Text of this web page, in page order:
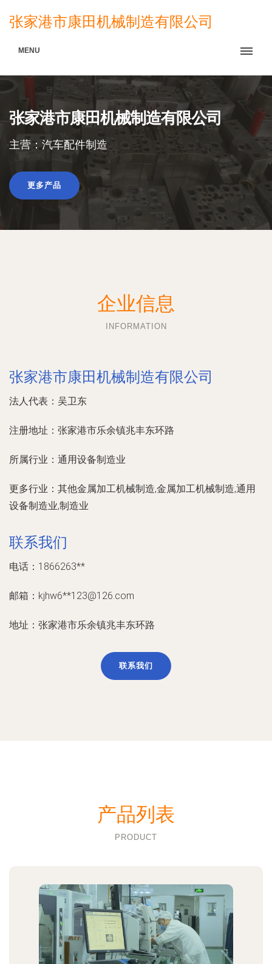
张家港市康田机械制造有限公司
MENU
张家港市康田机械制造有限公司
主营：汽车配件制造
更多产品
企业信息
INFORMATION
张家港市康田机械制造有限公司
法人代表： 吴卫东
注册地址： 张家港市乐余镇兆丰东环路
所属行业： 通用设备制造业
更多行业： 其他金属加工机械制造,金属加工机械制造,通用
设备制造业,制造业
联系我们
电话：1866263**
邮箱：kjhw6**123@126.com
地址：张家港市乐余镇兆丰东环路
联系我们
产品列表
PRODUCT